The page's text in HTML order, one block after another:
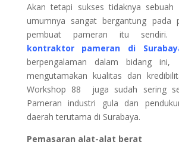
Akan tetapi sukses tidaknya sebuah
umumnya sangat bergantung pada
pembuat pameran itu sendiri.
kontraktor pameran di
berpengalaman dalam bidang ini,
mengutamakan kualitas dan
Workshop 88 juga sudah sering
Pameran industri gula dan
daerah terutama di Surabaya.
Pemasaran alat-alat berat